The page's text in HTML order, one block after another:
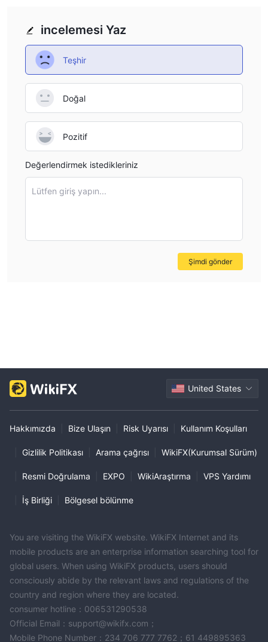
incelemesi Yaz
Teşhir
Doğal
Pozitif
Değerlendirmek istedikleriniz
Lütfen giriş yapın...
Şimdi gönder
United States
Hakkımızda Bize Ulaşın Risk Uyarısı Kullanım Koşulları
Gizlilik Politikası Arama çağrısı WikiFX(Kurumsal Sürüm)
Resmi Doğrulama EXPO WikiAraştırma VPS Yardımı
İş Birliği Bölgesel bölünme
You are visiting the WikiFX website. WikiFX Internet and its
mobile products are an enterprise information searching tool for
global users. When using WikiFX products, users should
consciously abide by the relevant laws and regulations of the
country and region where they are located.
consumer hotline：006531290538
Official Email：support@wikifx.com；
Mobile Phone Number：234 706 777 7762；61 449895363